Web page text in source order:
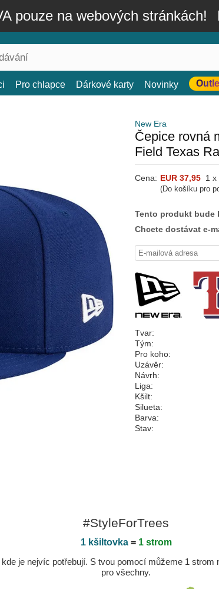
pouze na webových stránkách!
Pro chlapce Dárkové karty Novinky
New Era
Čepice rovná
Field Texas
Cena: EUR 37,95 1 x
(Do košíku pro
Tento produkt bude
Chcete dostávat e-
Tvar:
Tým:
Pro koho:
Uzávěr:
Návrh:
Liga:
Kšilt:
Silueta:
Barva:
Stav:
#StyleForTrees
1 kšiltovka= 1 strom
je nejvíc potřebují. S tvou pomocí můžeme 1
pro všechny.